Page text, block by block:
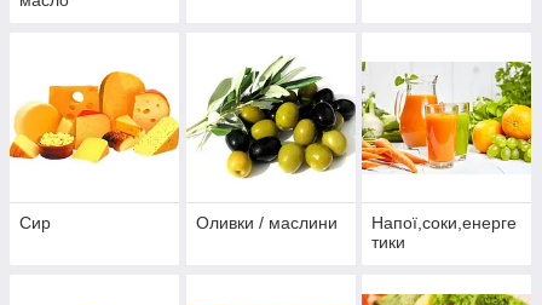
Сир Оливки / маслини
Напої,соки,енерге
тики